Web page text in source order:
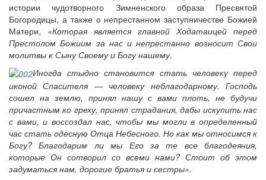
истории чудотворного Зимненского образа Пресвятой
Богородицы, а также о непрестанном заступничестве Божией
Матери, «Которая является главной Ходатаицей перед
Престолом Божиим за нас и непрестанно возносит Свои
молитвы к Сыну Своему и Богу нашему.
Иногда стыдно становится стать человеку перед
иконой Спасителя — человеку неблагодарному. Господь
сошел на землю, принял нашу с вами плоть, не будучи
причастным ко греху, принял страдания, дабы искупить нас
с вами, и воссоздал нас, чтобы мы могли в определенный
час стать одесную Отца Небесного. Но как мы относимся к
Богу? Благодарим ли мы Его за те все благодеяния,
которые Он сотворил со всеми нами? Стоит об этом
задуматься нам, дорогие братья и сестры».